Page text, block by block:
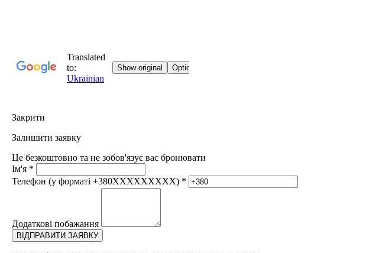
Закрити
Залишити заявку
Це безкоштовно та не зобов'язує вас бронювати
Ім'я *
Телефон (у форматі +380XXXXXXXXX) *
Додаткові побажання